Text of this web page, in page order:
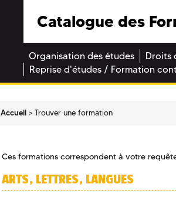
Catalogue des
Organisation des études Droits
Reprise d'études / Formation
Accueil Trouver une formation
Ces formations correspondent à votre
ARTS, LETTRES, LANGUES